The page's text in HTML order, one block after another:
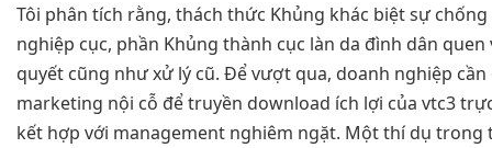
Tôi phân tích rằng, thách thức Khủng khác biệt sự
nghiệp cục, phần Khủng thành cục làn da đình dân quen
quyết cũng như xử lý cũ. Để vượt qua, doanh nghiệp cần
marketing nội cỗ để truyền download ích lợi của vtc3
kết hợp với management nghiêm ngặt. Một thí dụ trong